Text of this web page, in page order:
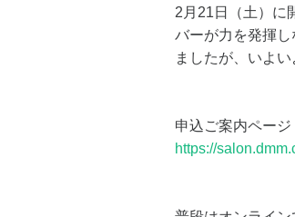
2月21日（土）に
バーが力を発揮
ましたが、いよ
申込ご案内ページ
https://